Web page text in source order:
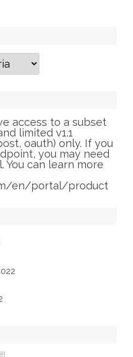
access to a subset
limited v1.1
oauth) only. If you
you may need
You can learn more
en/portal/product